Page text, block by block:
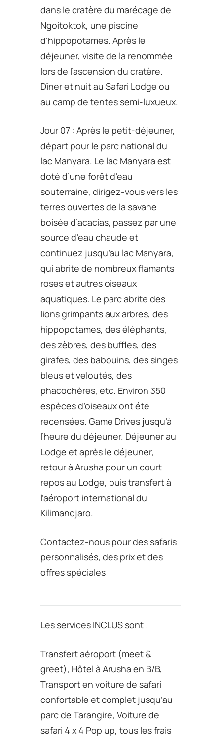
dans le cratère du marécage de
Ngoitoktok, une piscine
d’hippopotames. Après le
déjeuner, visite de la renommée
lors de l’ascension du cratère.
Dîner et nuit au Safari Lodge ou
au camp de tentes semi-luxueux.
Jour 07 : Après le petit-déjeuner,
départ pour le parc national du
lac Manyara. Le lac Manyara est
doté d’une forêt d’eau
souterraine, dirigez-vous vers les
terres ouvertes de la savane
boisée d’acacias, passez par une
source d’eau chaude et
continuez jusqu’au lac Manyara,
qui abrite de nombreux flamants
roses et autres oiseaux
aquatiques. Le parc abrite des
lions grimpants aux arbres, des
hippopotames, des éléphants,
des zèbres, des buffles, des
girafes, des babouins, des singes
bleus et veloutés, des
phacochères, etc. Environ 350
espèces d’oiseaux ont été
recensées. Game Drives jusqu’à
l’heure du déjeuner. Déjeuner au
Lodge et après le déjeuner,
retour à Arusha pour un court
repos au Lodge, puis transfert à
l’aéroport international du
Kilimandjaro.
Contactez-nous pour des safaris
personnalisés, des prix et des
offres spéciales
Les services INCLUS sont :
Transfert aéroport (meet &
greet), Hôtel à Arusha en B/B,
Transport en voiture de safari
confortable et complet jusqu’au
parc de Tarangire, Voiture de
safari 4 x 4 Pop up, tous les frais